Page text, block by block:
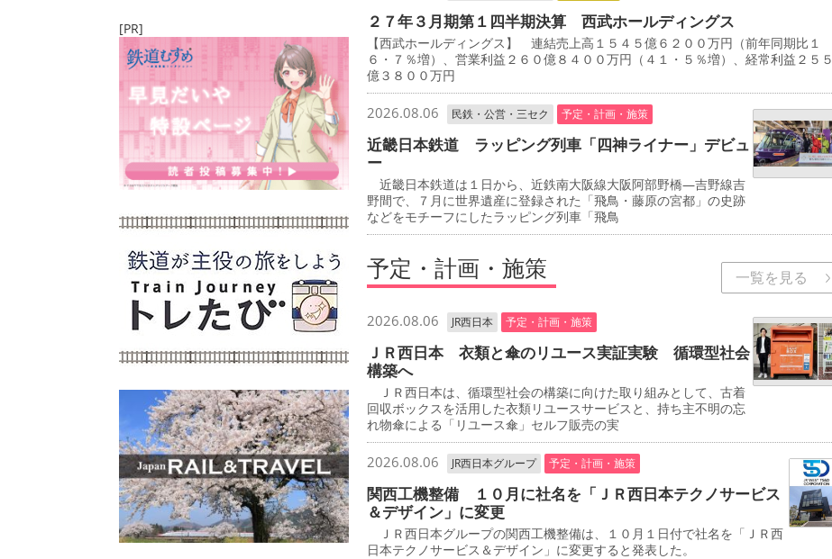
[PR] ２７年３月期第１四半期決算 西武ホールディングス
【西武ホールディングス】 連結売上高１５４５億６２００万円（前年同期比１
６・７％増）、営業利益２６０億８４００万円（４１・５％増）、経常利益２５５
億３８００万円
2026.08.06 民鉄・公営・三セク 予定・計画・施策
近畿日本鉄道 ラッピング列車「四神ライナー」デビュ
ー
近畿日本鉄道は１日から、近鉄南大阪線大阪阿部野橋―吉野線吉
野間で、７月に世界遺産に登録された「飛鳥・藤原の宮都」の史跡
などをモチーフにしたラッピング列車「飛鳥
予定・計画・施策 一覧を見る
2026.08.06 JR西日本 予定・計画・施策
ＪＲ西日本 衣類と傘のリユース実証実験 循環型社会
構築へ
ＪＲ西日本は、循環型社会の構築に向けた取り組みとして、古着
回収ボックスを活用した衣類リユースサービスと、持ち主不明の忘
れ物傘による「リユース傘」セルフ販売の実
2026.08.06 JR西日本グループ 予定・計画・施策
関西工機整備 １０月に社名を「ＪＲ西日本テクノサービス
＆デザイン」に変更
ＪＲ西日本グループの関西工機整備は、１０月１日付で社名を「ＪＲ西
日本テクノサービス＆デザイン」に変更すると発表した。